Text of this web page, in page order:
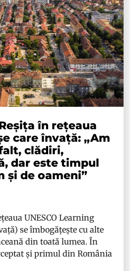
în rețeaua
care învață: „Am
clădiri,
dar este timpul
și de oameni”
UNESCO Learning
se îmbogățește cu alte
din toată lumea. În
și primul din România